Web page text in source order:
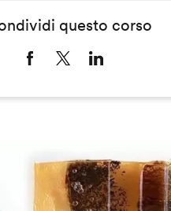
questo corso